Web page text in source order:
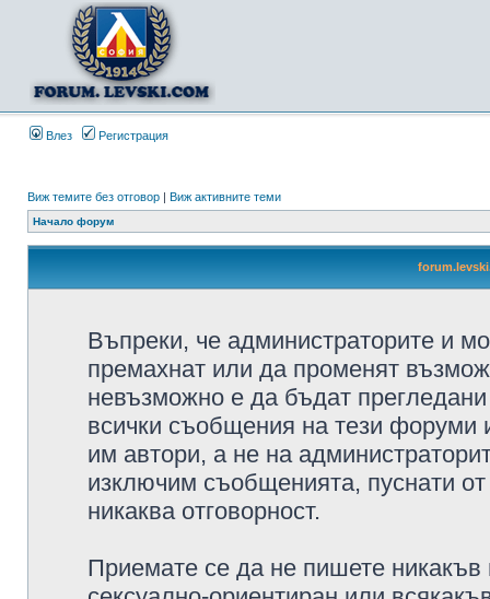
Влез Регистрация
Виж темите без отговор | Виж активните теми
Начало форум
Въпреки, че администраторите и
премахнат или да променят
невъзможно е да бъдат
всички съобщения на тези форуми
им автори, а не на
изключим съобщенията, пуснати
никаква отговорност.
Приемате се да не пишете никакъв